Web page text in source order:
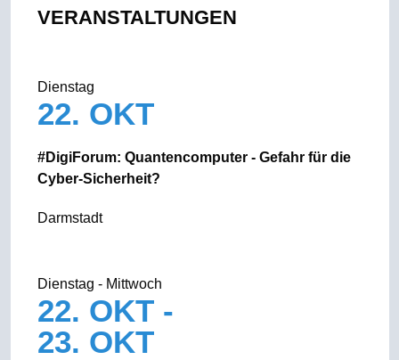
VERANSTALTUNGEN
Dienstag
22. OKT
#DigiForum: Quantencomputer - Gefahr für die
Cyber-Sicherheit?
Darmstadt
Dienstag - Mittwoch
22. OKT -
23. OKT